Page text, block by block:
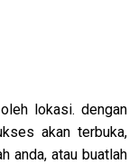
lokasi. dengan
akan terbuka,
anda, atau buatlah